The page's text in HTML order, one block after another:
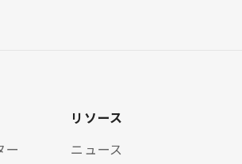
ー
リソース
ニュース